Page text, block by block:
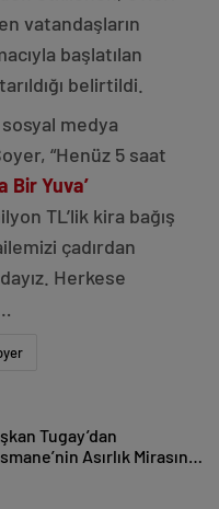
vatandaşların
başlatılan
belirtildi.
medya
“Henüz 5 saat
Bir Yuva’
TL’lik kira bağış
çadırdan
Herkese
Tugay’dan
Asırlık Mirasına